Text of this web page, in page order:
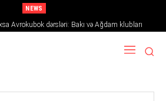
NEWS
Avrokubok dərsləri: Bakı və Ağdam klubları
Avropanı necə fəth edir